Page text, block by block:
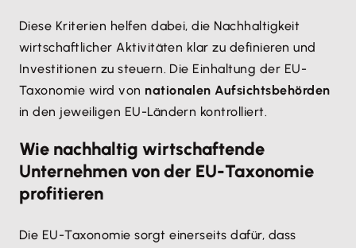
Diese Kriterien helfen dabei, die Nachhaltigkeit
wirtschaftlicher Aktivitäten klar zu definieren und
Investitionen zu steuern. Die Einhaltung der EU-
Taxonomie wird von nationalen Aufsichtsbehörden
in den jeweiligen EU-Ländern kontrolliert.
Wie nachhaltig wirtschaftende
Unternehmen von der EU-Taxonomie
profitieren
Die EU-Taxonomie sorgt einerseits dafür, dass